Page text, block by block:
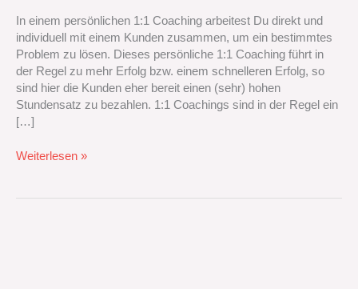
In einem persönlichen 1:1 Coaching arbeitest Du direkt und
individuell mit einem Kunden zusammen, um ein bestimmtes
Problem zu lösen. Dieses persönliche 1:1 Coaching führt in
der Regel zu mehr Erfolg bzw. einem schnelleren Erfolg, so
sind hier die Kunden eher bereit einen (sehr) hohen
Stundensatz zu bezahlen. 1:1 Coachings sind in der Regel ein
[…]
Weiterlesen »